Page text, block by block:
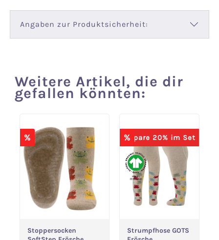
Angaben zur Produktsicherheit:
Produktgalerie überspringen
Weitere Artikel, die dir
gefallen könnten:
%
Stoppersocken
Spare 20% im Set
%
Strumpfhose GOTS